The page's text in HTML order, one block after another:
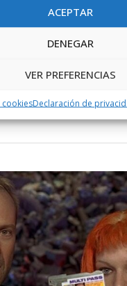
ACEPTAR
DENEGAR
VER PREFERENCIAS
cookiesDeclaración de
por Torsten
Filmin, Prime …